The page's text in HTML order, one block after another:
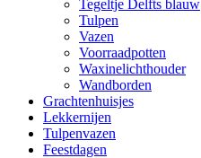
Tegeltje Delfts blauw
Tulpen
Vazen
Voorraadpotten
Waxinelichthouder
Wandborden
Grachtenhuisjes
Lekkernijen
Tulpenvazen
Feestdagen